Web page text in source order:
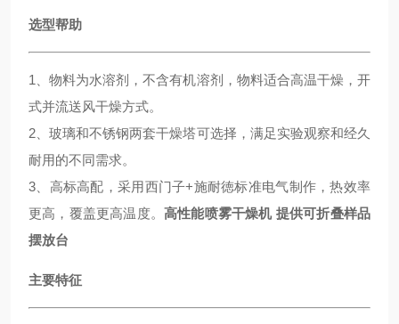
选型帮助
1、物料为水溶剂，不含有机溶剂，物料适合高温干燥，开
式并流送风干燥方式。
2、玻璃和不锈钢两套干燥塔可选择，满足实验观察和经久
耐用的不同需求。
3、高标高配，采用西门子+施耐徳标准电气制作，热效率
更高，覆盖更高温度。 高性能喷雾干燥机 提供可折叠样品
摆放台
主要特征